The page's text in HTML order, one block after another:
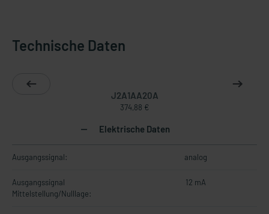
Technische Daten
J2A1AA20A
374,88 €
Elektrische Daten
Ausgangssignal: analog
Ausgangssignal
Mittelstellung/Nulllage:
12 mA